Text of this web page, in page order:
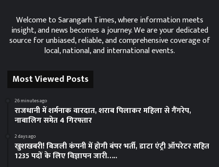
Welcome to Sarangarh Times, where information meets
insight, and news becomes a journey. We are your dedicated
source for unbiased, reliable, and comprehensive coverage of
local, national, and international events.
Most Viewed Posts
26 minutes ago
राजधानी में शर्मनाक वारदात, शराब पिलाकर महिला से गैंगरेप,
नाबालिग समेत 4 गिरफ्तार
2 days ago
खुशखबरी! बिजली कंपनी में होगी बंपर भर्ती, डाटा एंट्री ऑपरेटर सहित
1235 पदों के लिए विज्ञापन जारी…..